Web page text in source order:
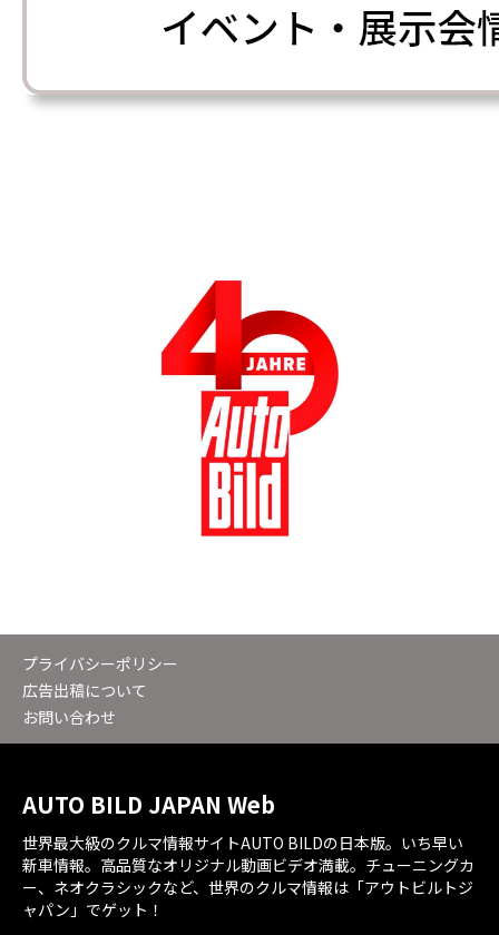
プライバシーポリシー
広告出稿について
お問い合わせ
AUTO BILD JAPAN Web
世界最大級のクルマ情報サイトAUTO BILDの日本版。いち早い
新車情報。高品質なオリジナル動画ビデオ満載。チューニングカ
ー、ネオクラシックなど、世界のクルマ情報は「アウトビルトジ
ャパン」でゲット！